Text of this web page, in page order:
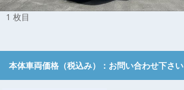
1 枚目
本体車両価格（税込み）： お問い合わせ下さい